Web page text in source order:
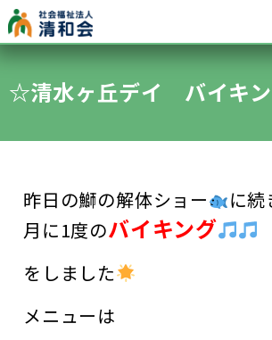
☆清水ヶ丘デイ バイキ
昨日の鰤の解体ショー
に続
月に1度のバイキング
をしました
メニューは